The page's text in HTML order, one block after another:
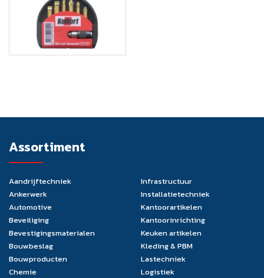
Assortiment
Aandrijftechniek
Ankerwerk
Automotive
Beveiliging
Bevestigingsmaterialen
Bouwbeslag
Bouwproducten
Chemie
Infrastructuur
Installatietechniek
Kantoorartikelen
Kantoorinrichting
Keuken artikelen
Kleding & PBM
Lastechniek
Logistiek